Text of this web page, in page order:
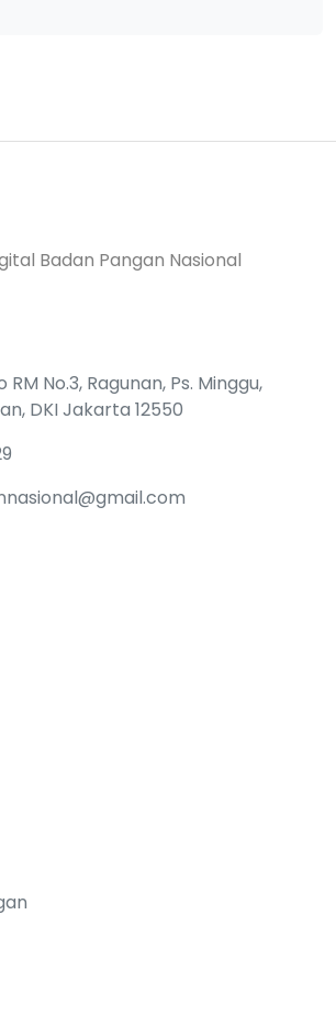
Badan Pangan Nasional
No.3, Ragunan, Ps. Minggu,
DKI Jakarta 12550